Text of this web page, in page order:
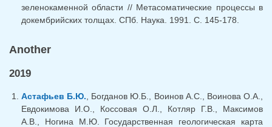
зеленокаменной области // Метасоматические процессы в
докембрийских толщах. СПб. Наука. 1991. С. 145-178.
Another
2019
Астафьев Б.Ю. , Богданов Ю.Б., Воинов А.С., Воинова О.А.,
Евдокимова И.О., Коссовая О.Л., Котляр Г.В., Максимов
А.В., Ногина М.Ю. Государственная геологическая карта